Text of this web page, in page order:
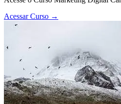
Acessar Curso →